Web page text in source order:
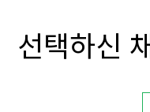
선택하신